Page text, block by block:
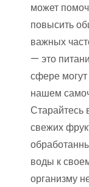
может
повысить
важных
— это
сфере
нашем
Старайтесь
свежих
воды к
организму